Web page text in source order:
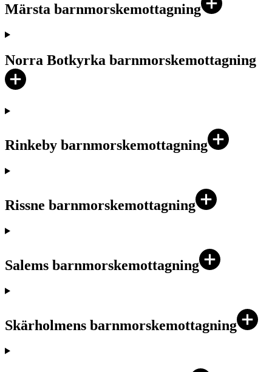
Märsta barnmorskemottagning
Norra Botkyrka barnmorskemottagning
Rinkeby barnmorskemottagning
Rissne barnmorskemottagning
Salems barnmorskemottagning
Skärholmens barnmorskemottagning